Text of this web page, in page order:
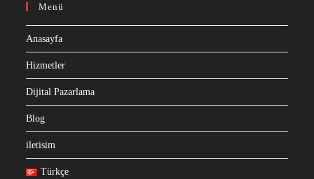
Menü
Anasayfa
Hizmetler
Dijital Pazarlama
Blog
iletisim
Türkçe